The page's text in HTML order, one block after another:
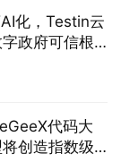
化，Testin云
政府可信根
代码大
创造指数级